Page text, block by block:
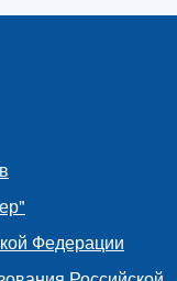
Федерации